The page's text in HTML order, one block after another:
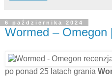
6 października 2024
Wormed – Omegon
po ponad 25 latach grania